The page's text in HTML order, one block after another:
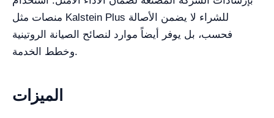
منصات مثل Kalstein Plus للشراء لا يضمن الأصالة
فحسب، بل يوفر أيضاً موارد لنصائح الصيانة الروتينية
وخطط الخدمة.
الميزات